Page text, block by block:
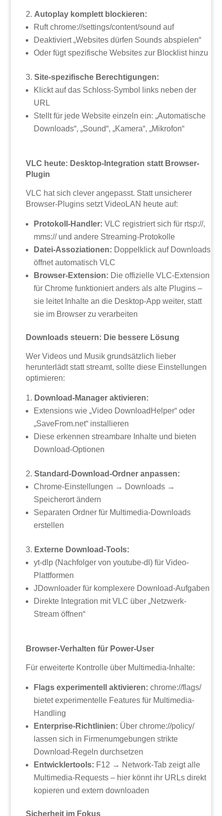
Autoplay komplett blockieren:
Ruft chrome://settings/content/sound auf
Deaktiviert „Websites dürfen Sounds abspielen“
Oder fügt spezifische Websites zur Blocklist hinzu
Site-spezifische Berechtigungen:
Klickt auf das Schloss-Symbol links neben der
URL
Stellt für jede Website einzeln ein: „Automatische
Downloads“, „Sound“, „Kamera“, „Mikrofon“
VLC heute: Desktop-Integration statt Browser-
Plugin
VLC hat sich clever angepasst. Statt unsicherer
Browser-Plugins setzt VideoLAN heute auf:
Protokoll-Handler: VLC registriert sich für rtsp://,
mms:// und andere Streaming-Protokolle
Datei-Assoziationen: Doppelklick auf Downloads
öffnet automatisch VLC
Browser-Extension: Die offizielle VLC-Extension
für Chrome funktioniert anders als alte Plugins –
sie leitet Inhalte an die Desktop-App weiter, statt
sie im Browser zu verarbeiten
Downloads steuern: Die bessere Lösung
Wer Videos und Musik grundsätzlich lieber
herunterlädt statt streamt, sollte diese Einstellungen
optimieren:
Download-Manager aktivieren:
Extensions wie „Video DownloadHelper“ oder
„SaveFrom.net“ installieren
Diese erkennen streambare Inhalte und bieten
Download-Optionen
Standard-Download-Ordner anpassen:
Chrome-Einstellungen → Downloads →
Speicherort ändern
Separaten Ordner für Multimedia-Downloads
erstellen
Externe Download-Tools:
yt-dlp (Nachfolger von youtube-dl) für Video-
Plattformen
JDownloader für komplexere Download-Aufgaben
Direkte Integration mit VLC über „Netzwerk-
Stream öffnen“
Browser-Verhalten für Power-User
Für erweiterte Kontrolle über Multimedia-Inhalte:
Flags experimentell aktivieren: chrome://flags/
bietet experimentelle Features für Multimedia-
Handling
Enterprise-Richtlinien: Über chrome://policy/
lassen sich in Firmenumgebungen strikte
Download-Regeln durchsetzen
Entwicklertools: F12 → Network-Tab zeigt alle
Multimedia-Requests – hier könnt ihr URLs direkt
kopieren und extern downloaden
Sicherheit im Fokus